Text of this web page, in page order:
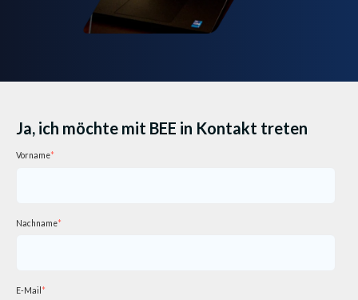
Ja, ich möchte mit BEE in Kontakt treten
Vorname*
Nachname*
E-Mail *